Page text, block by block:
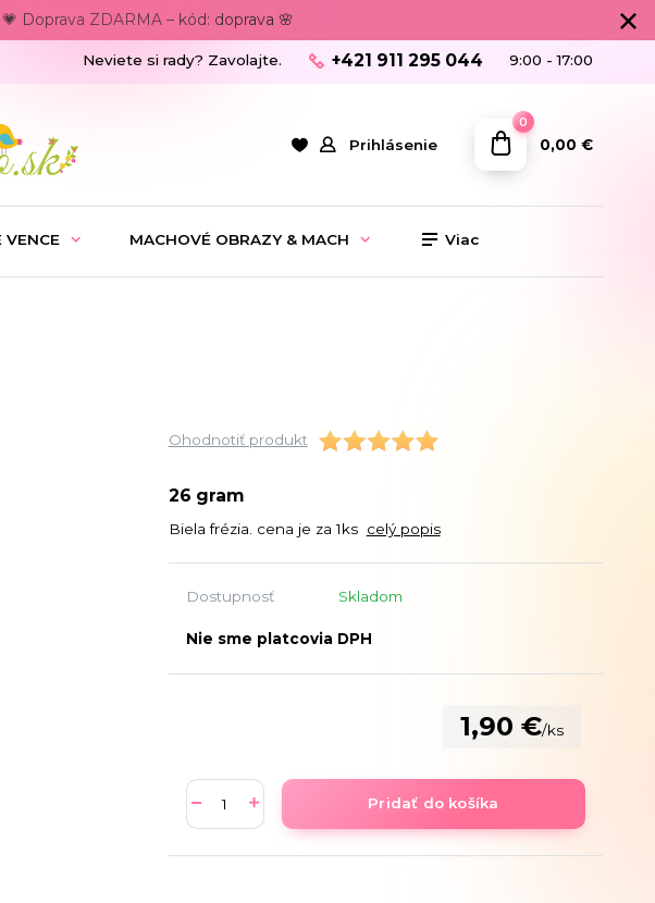
Doprava ZDARMA – kód: doprava 🌸
Prihlásenie
Neviete si rady? Zavolajte. +421 911 295 044 9:00 - 17:00
0
0,00 €
VENCE MACHOVÉ OBRAZY & MACH Viac
Ohodnotiť produkt
26 gram
Biela frézia. cena je za 1ks celý popis
Dostupnosť Skladom
Nie sme platcovia DPH
1,90 €/ks
Pridať do košíka